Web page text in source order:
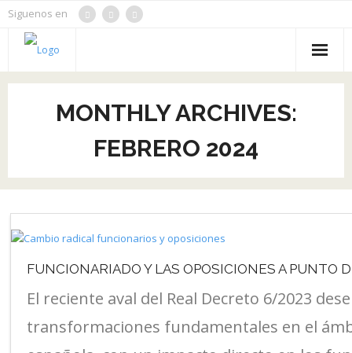
Siguenos en
Inicio
Oposiciones
Noticias
Aulacom
Tienda
MONTHLY ARCHIVES:
FEBRERO 2024
FUNCIONARIADO Y LAS OPOSICIONES A PUNTO
El reciente aval del Real Decreto 6/2023
transformaciones fundamentales en el